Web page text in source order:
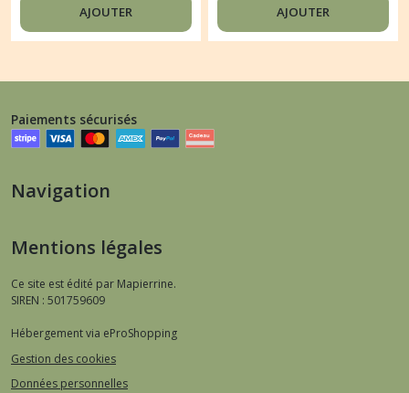
AJOUTER AJOUTER
Paiements sécurisés
Navigation
Mentions légales
Ce site est édité par Mapierrine.
SIREN : 501759609
Hébergement via eProShopping
Gestion des cookies
Données personnelles